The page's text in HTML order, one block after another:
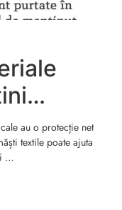
au o protecție net
textile poate ajuta
…